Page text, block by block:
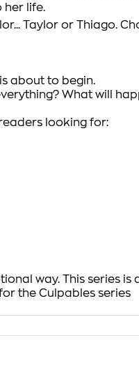
her life.
Taylor or Thiago.
about to begin.
What will
looking for:
way. This series
the Culpables series